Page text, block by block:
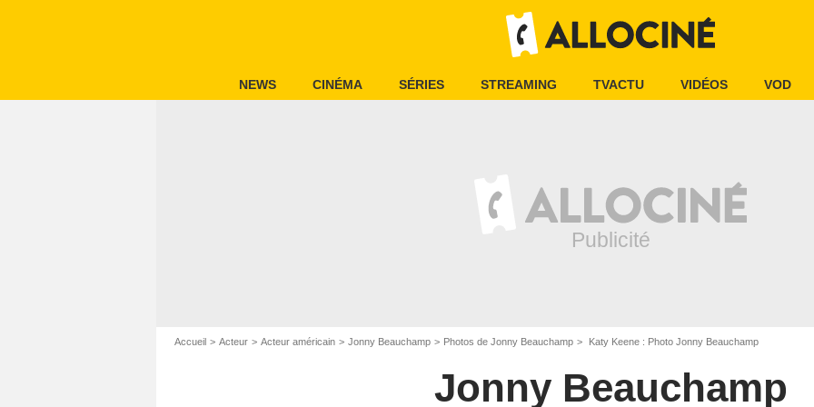
NEWS CINÉMA SÉRIES STREAMING TVACTU VIDÉOS VOD
Accueil Acteur Acteur américain Jonny Beauchamp Photos de Jonny Beauchamp Katy Keene : Photo Jonny Beauchamp
Jonny Beauchamp